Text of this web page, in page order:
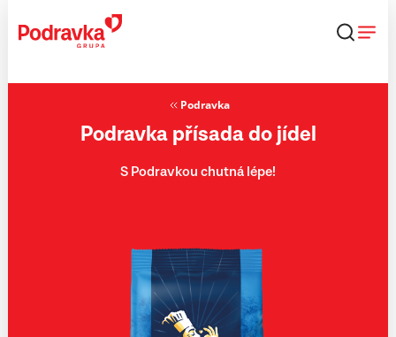
obsahu
Podravka
Podravka přísada do jídel
S Podravkou chutná lépe!